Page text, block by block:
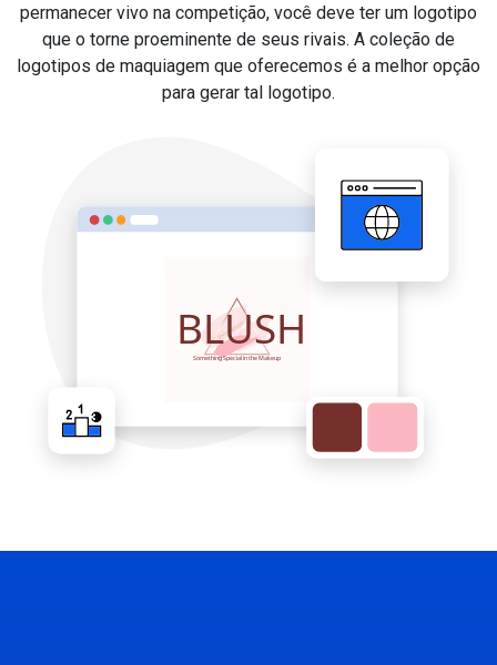
permanecer vivo na competição, você deve ter um logotipo
que o torne proeminente de seus rivais. A coleção de
logotipos de maquiagem que oferecemos é a melhor opção
para gerar tal logotipo.